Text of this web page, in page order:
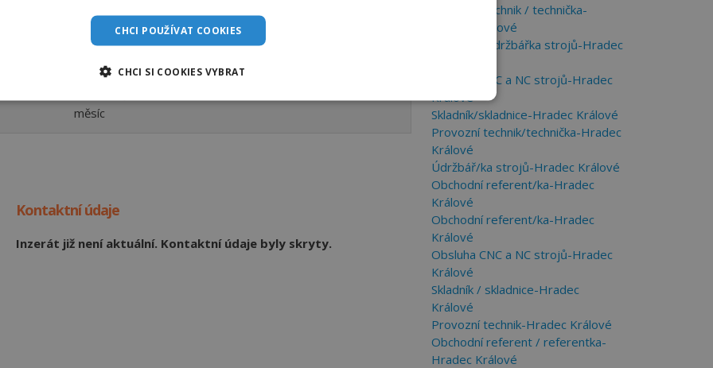
40000 - 50000
Kč za měsíc
Grafton Recruitment s.r.o.
měsíc
Kontaktní údaje
Inzerát již není aktuální. Kontaktní údaje byly skryty.
Provozní technik / technička-
Hradec Králové
Údržbář / údržbářka strojů-Hradec
Obsluha CNC a NC strojů-Hradec
Králové
Skladník/skladnice-Hradec Králové
Provozní technik/technička-Hradec
Králové
Údržbář/ka strojů-Hradec Králové
Obchodní referent/ka-Hradec
Králové
Obchodní referent/ka-Hradec
Králové
Obsluha CNC a NC strojů-Hradec
Králové
Skladník / skladnice-Hradec
Králové
Provozní technik-Hradec Králové
Obchodní referent / referentka-
Hradec Králové
CHCI POUŽÍVAT COOKIES
CHCI SI COOKIES VYBRAT